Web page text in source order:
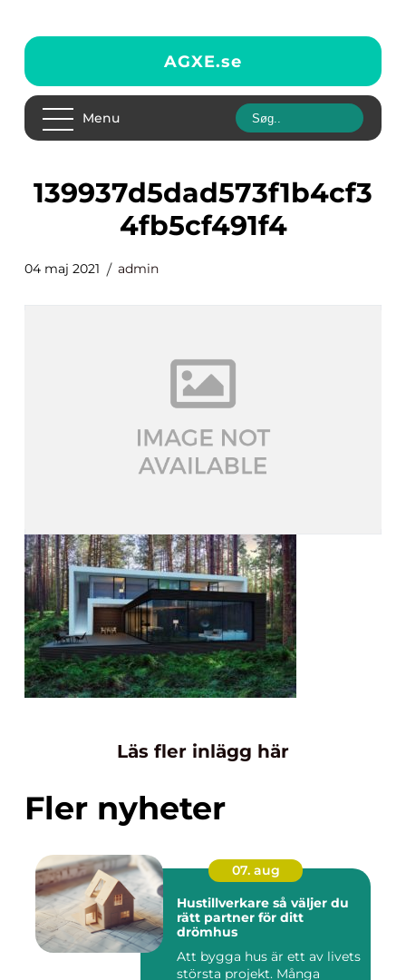
AGXE.se
Menu
139937d5dad573f1b4cf3
4fb5cf491f4
04 maj 2021 admin
Läs fler inlägg här
Fler nyheter
07. aug
Hustillverkare så väljer du
rätt partner för ditt
drömhus
Att bygga hus är ett av livets
största projekt. Många